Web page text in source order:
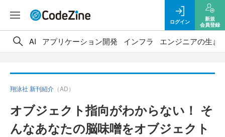
ログイン
新規
会員登録
AI アプリケーション開発 インフラ エンジニアの生き
翔泳社 新刊紹介 （AD）
オブジェクト指向がわからない！ そ
んなあなたの脳味噌をオブジェクト